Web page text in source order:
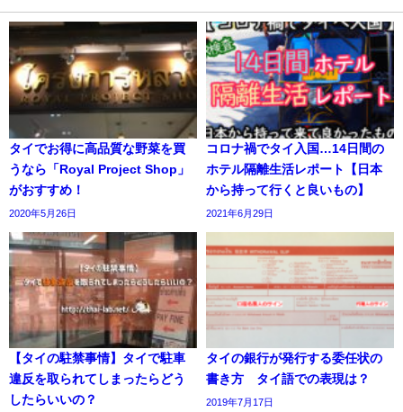
タイでお得に高品質な野菜を買
うなら「Royal Project Shop」
がおすすめ！
2020年5月26日
コロナ禍でタイ入国…14日間の
ホテル隔離生活レポート【日本
から持って行くと良いもの】
2021年6月29日
【タイの駐禁事情】タイで駐車
違反を取られてしまったらどう
したらいいの？
タイの銀行が発行する委任状の
書き方 タイ語での表現は？
2019年7月17日